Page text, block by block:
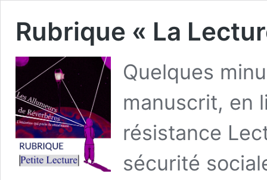
Rubrique « La
Quelques
manuscrit, en
résistance
sécurité